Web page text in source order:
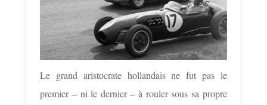
Le grand aristocrate hollandais ne fut pas le
premier – ni le dernier – à rouler sous sa propre